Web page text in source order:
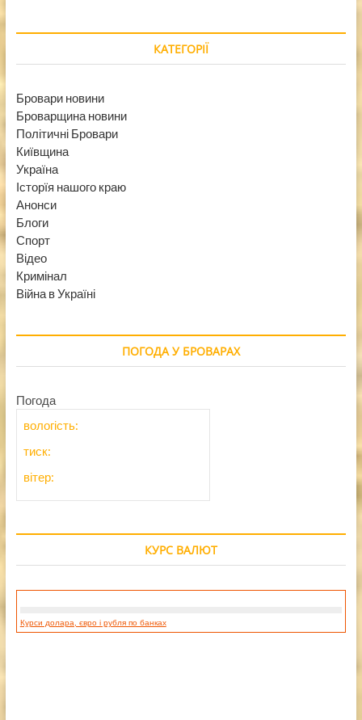
КАТЕГОРІЇ
Бровари новини
Броварщина новини
Політичні Бровари
Київщина
Україна
Історїя нашого краю
Анонси
Блоги
Спорт
Відео
Кримінал
Війна в Україні
ПОГОДА У БРОВАРАХ
Погода
вологість:
тиск:
вітер:
КУРС ВАЛЮТ
Курси долара, євро і рубля по банках